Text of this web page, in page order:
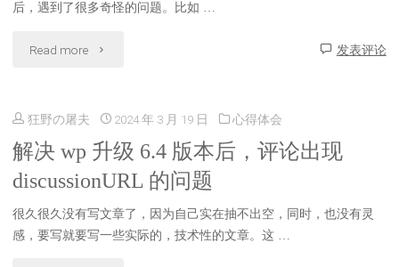
后，遇到了很多奇怪的问题。比如 …
Read more "解
Arm
系
统
发表评论
狂野の屠夫 2024 年 3 月 19 日 心得体会
解决 wp 升级 6.4 版本后，评论出现
discussionURL 的问题
很久很久没有写文章了，因为自己实在抽不出空，同时，也没有灵
感，要写就要写一些实际的，技术性的文章。这 …